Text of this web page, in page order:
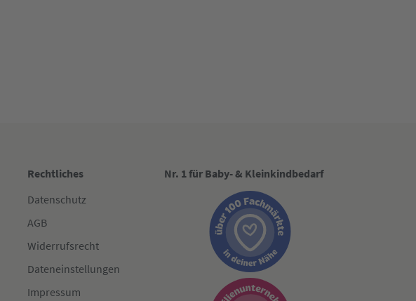
Rechtliches
Datenschutz
AGB
Widerrufsrecht
Dateneinstellungen
Impressum
Nr. 1 für Baby- & Kleinkindbedarf